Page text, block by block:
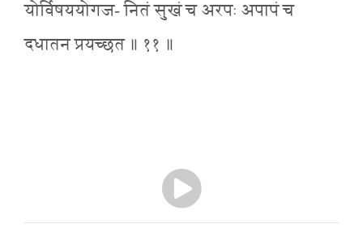
योर्विषययोगज- नितं सुखं च अरपः अपापं च
दधातन प्रयच्छत ॥ ११ ॥